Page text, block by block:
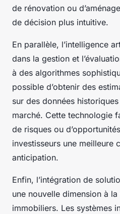
de rénovation ou
de décision plus intuitive.
En parallèle, l’intelligence
dans la gestion et
à des algorithmes
possible d’obtenir des
sur des données
marché. Cette technologie
de risques ou
investisseurs une meilleure
anticipation.
Enfin, l’intégration de
une nouvelle dimension à
immobiliers. Les systèmes